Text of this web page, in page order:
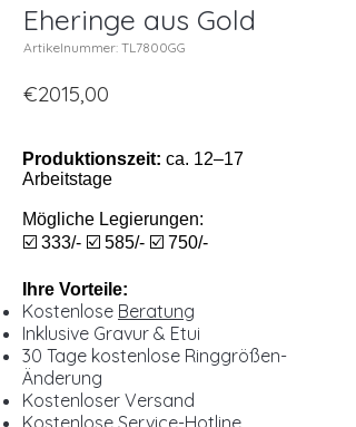
Eheringe aus Gold
Artikelnummer: TL7800GG
€2015,00
Produktionszeit: ca. 12–17
Arbeitstage
Mögliche Legierungen:
☑️ 333/- ☑️ 585/- ☑️ 750/-
Ihre Vorteile:
Kostenlose Beratung
Inklusive Gravur & Etui
30 Tage kostenlose Ringgrößen-
Änderung
Kostenloser Versand